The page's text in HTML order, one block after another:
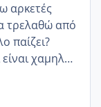
αρκετές
παίζει?
χαμηλή
μια
τερματιστεί